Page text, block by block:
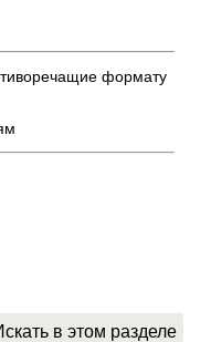
формату
в этом разделе